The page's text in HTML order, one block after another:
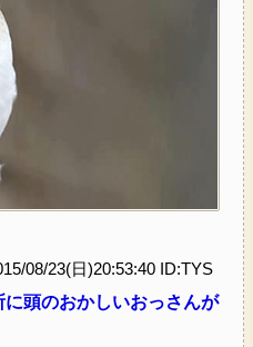
08/23(日)20:53:40 ID:TYS
頭のおかしいおっさんが